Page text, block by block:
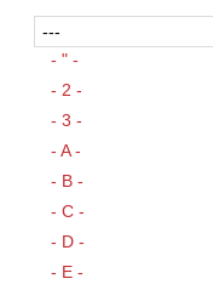
- " -
- 2 -
- 3 -
- A -
- B -
- C -
- D -
- E -